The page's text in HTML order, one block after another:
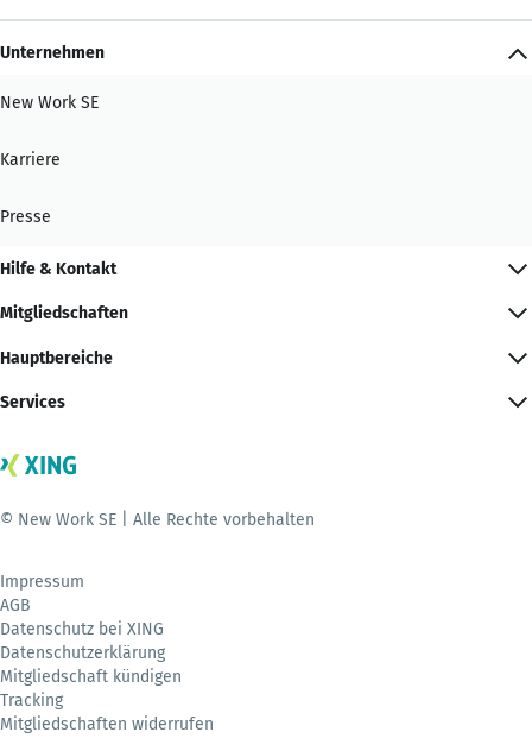
Unternehmen
New Work SE
Karriere
Presse
Hilfe & Kontakt
Mitgliedschaften
Hauptbereiche
Services
© New Work SE | Alle Rechte vorbehalten
Impressum
AGB
Datenschutz bei XING
Datenschutzerklärung
Mitgliedschaft kündigen
Tracking
Mitgliedschaften widerrufen